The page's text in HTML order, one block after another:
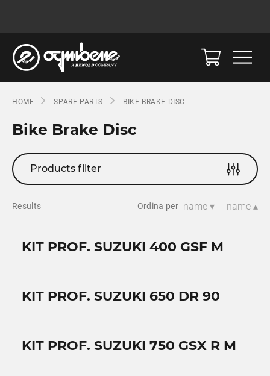
HOME SPARE PARTS BIKE BRAKE DISC
Bike Brake Disc
Products filter
Results Ordina per name ▾ name ▴
KIT PROF. SUZUKI 400 GSF M
KIT PROF. SUZUKI 650 DR 90
KIT PROF. SUZUKI 750 GSX R M